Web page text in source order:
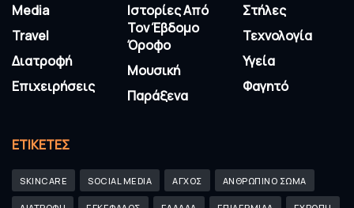
Media
Travel
Διατροφή
Επιχειρήσεις
Ιστορίες Από
Τον Έβδομο
Όροφο
Μουσική
Παράξενα
Στήλες
Τεχνολογία
Υγεία
Φαγητό
ΕΤΙΚΈΤΕΣ
SKINCARE SOCIAL MEDIA ΑΓΧΟΣ ΑΝΘΡΩΠΙΝΟ ΣΩΜΑ